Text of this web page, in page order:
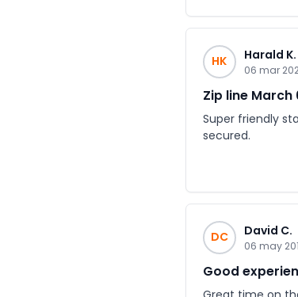
HK Harald K.
06 mar
Zip line March
Super friendly
secured.
DC David C.
06 may
Good